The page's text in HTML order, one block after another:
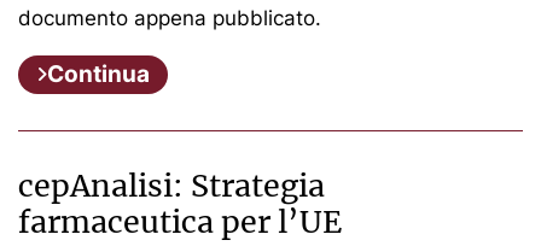
documento appena pubblicato.
Continua
cepAnalisi: Strategia
farmaceutica per l’UE